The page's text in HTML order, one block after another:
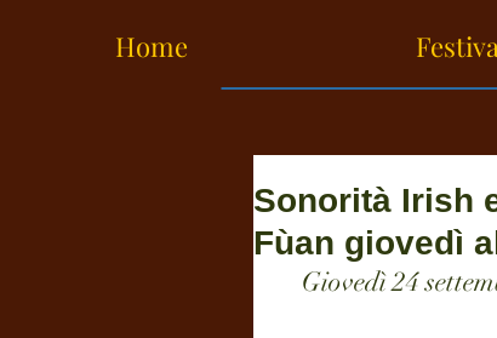
Home
Sonorità Irish
Fùan giovedì
Giovedì 24